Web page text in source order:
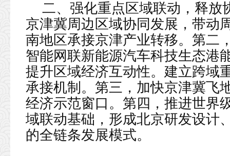
二、强化重点区域联动，释放
京津冀周边区域协同发展，带动
南地区承接京津产业转移。第二
智能网联新能源汽车科技生态港
提升区域经济互动性。建立跨域
承接机制。第三，加快京津冀飞
经济示范窗口。第四，推进世界
域联动基础，形成北京研发设计
的全链条发展模式。